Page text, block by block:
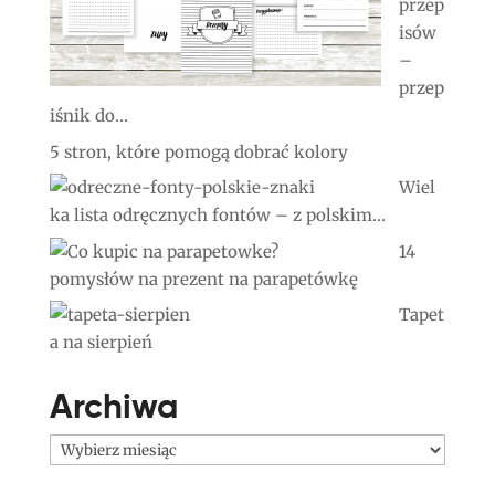
przep
isów
–
przep
iśnik do...
5 stron, które pomogą dobrać kolory
Wiel
ka lista odręcznych fontów – z polskim...
14
pomysłów na prezent na parapetówkę
Tapet
a na sierpień
Archiwa
Archiwa